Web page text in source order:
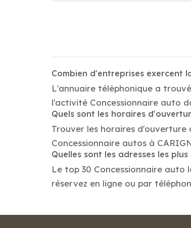
Combien d'entreprises exercent
L'annuaire téléphonique a
l'activité Concessionnaire auto
Quels sont les horaires
Trouver les horaires d'ouverture
Concessionnaire autos à
Quelles sont les adresses les
Le top 30 Concessionnaire auto
réservez en ligne ou par